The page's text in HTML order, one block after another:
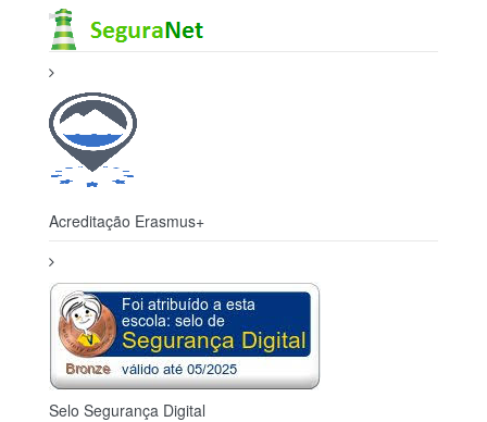
Acreditação Erasmus+
Selo Segurança Digital